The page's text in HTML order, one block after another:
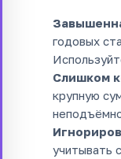
годовых
Слишком
крупную
учитывать